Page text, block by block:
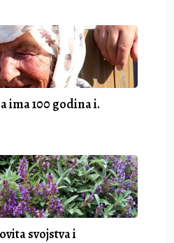
ima 100 godina i.
svojstva i